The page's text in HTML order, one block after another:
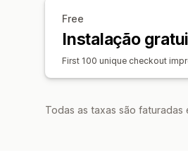
Free
Instalação
First 100 unique checkout
Todas as taxas são faturadas